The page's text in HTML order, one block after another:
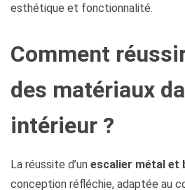
esthétique et fonctionnalité.
Comment
des matériaux
intérieur ?
La réussite d’un escalier métal et
conception réfléchie, adaptée au